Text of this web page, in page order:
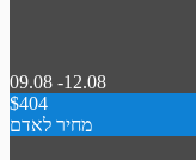
09.08 -12.08
$404
מחיר לאדם